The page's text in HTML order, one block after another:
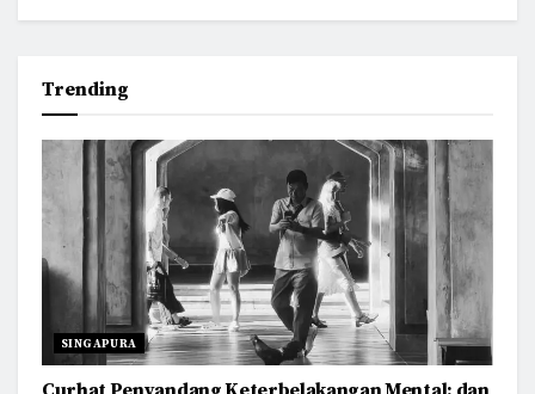
Trending
SINGAPURA